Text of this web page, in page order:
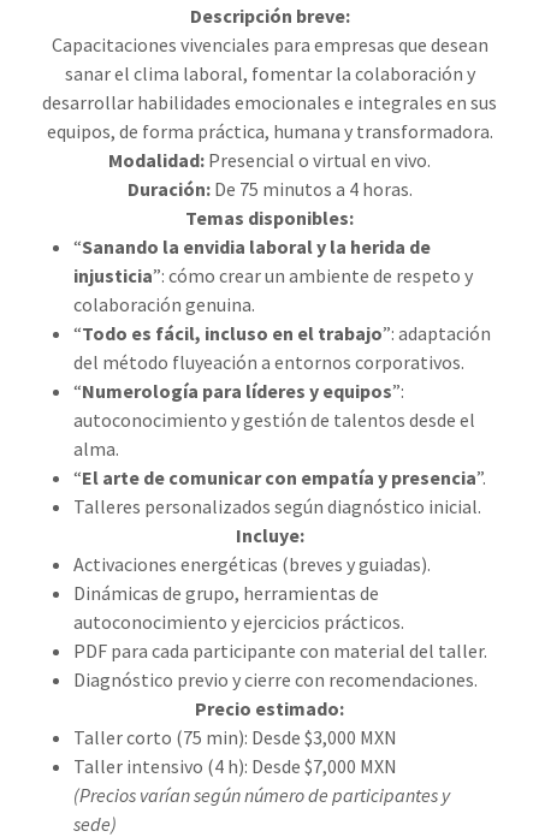
Descripción breve:
Capacitaciones vivenciales para empresas que desean
sanar el clima laboral, fomentar la colaboración y
desarrollar habilidades emocionales e integrales en sus
equipos, de forma práctica, humana y transformadora.
Modalidad: Presencial o virtual en vivo.
Duración:De 75 minutos a 4 horas.
Temas disponibles:
“Sanando la envidia laboral y la herida de
injusticia”: cómo crear un ambiente de respeto y
colaboración genuina.
“Todo es fácil, incluso en el trabajo”: adaptación
del método fluyeación a entornos corporativos.
“Numerología para líderes y equipos”:
autoconocimiento y gestión de talentos desde el
alma.
“El arte de comunicar con empatía y presencia”.
Talleres personalizados según diagnóstico inicial.
Incluye:
Activaciones energéticas (breves y guiadas).
Dinámicas de grupo, herramientas de
autoconocimiento y ejercicios prácticos.
PDF para cada participante con material del taller.
Diagnóstico previo y cierre con recomendaciones.
Precio estimado:
Taller corto (75 min): Desde $3,000 MXN
Taller intensivo (4 h): Desde $7,000 MXN
(Precios varían según número de participantes y
sede)